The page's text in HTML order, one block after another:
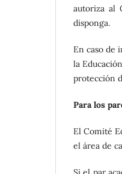
autoriza al
disponga.
En caso de
la
protección
Para los
El Comité
el área de